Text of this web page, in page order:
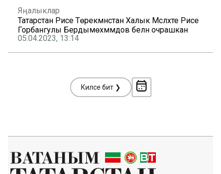
Яңалыклар
Татарстан Рәисе Төрекмәнстан Халык Мәсләхәте Рәисе
Горбангулы Бердымөхәммәдов белән очрашкан
05.04.2023, 13:14
Киләсе бит ❯